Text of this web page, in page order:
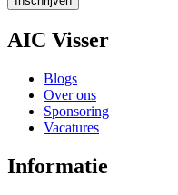
AIC Visser
Blogs
Over ons
Sponsoring
Vacatures
Informatie